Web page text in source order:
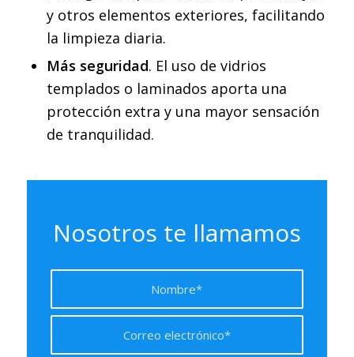
y otros elementos exteriores, facilitando
la limpieza diaria.
Más seguridad. El uso de vidrios
templados o laminados aporta una
protección extra y una mayor sensación
de tranquilidad.
Nosotros te llamamos